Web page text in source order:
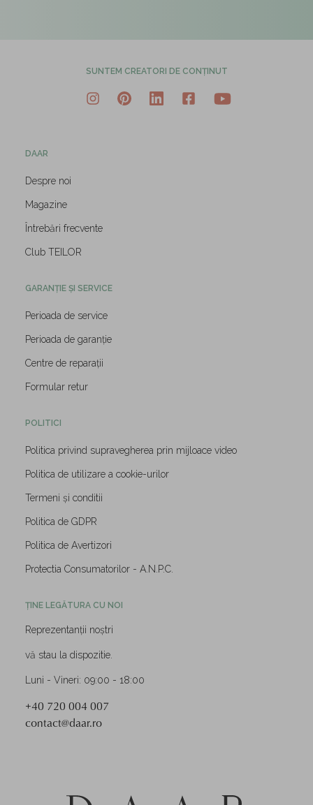
SUNTEM CREATORI DE CONȚINUT
DAAR
Despre noi
Magazine
Întrebări frecvente
Club TEILOR
GARANȚIE ȘI SERVICE
Perioada de service
Perioada de garanție
Centre de reparații
Formular retur
POLITICI
Politica privind supravegherea prin mijloace video
Politica de utilizare a cookie-urilor
Termeni și conditii
Politica de GDPR
Politica de Avertizori
Protectia Consumatorilor - A.N.P.C.
ȚINE LEGĂTURA CU NOI
Reprezentanții noștri
vă stau la dispozitie.
Luni - Vineri: 09:00 - 18:00
+40 720 004 007
contact@daar.ro